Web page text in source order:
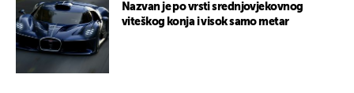
Nazvan je po vrsti srednjovjekovnog
viteškog konja i visok samo metar